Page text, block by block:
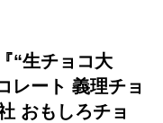
“生チョコ大
レート 義理チョ
おもしろチョ